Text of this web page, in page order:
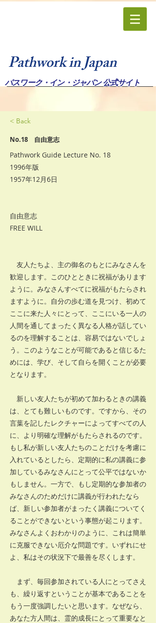
Pathwork in Japan
パスワーク・イン・ジャパン 公式サイト
< Back
No.18 自由意志
Pathwork Guide Lecture No. 18
1996年版
1957年12月6日
自由意志
FREE WILL
友人たちよ、主の御名のもとにみなさんを
歓迎します。このひとときに祝福があります
ように。みなさんすべてに祝福がもたらされ
ますように。自分の歩む道を見つけ、初めて
ここに来た人々にとって、ここにいる一人の
人間を通してまったく異なる人格が話してい
るのを理解することは、容易ではないでしょ
う。このようなことが可能であると信じるた
めには、学び、そして自らを開くことが必要
となります。
新しい友人たちが初めて加わるときの講義
は、とても難しいものです。ですから、その
言葉を記したレクチャーによってすべての人
に、より明確な理解がもたらされるのです。
もし私が新しい友人たちのことだけを考慮に
入れているとしたら、定期的に私の講義に参
加しているみなさんにとって公平ではないか
もしません。一方で、もし定期的な参加者の
みなさんのためだけに講義が行われたなら
ば、新しい参加者がまったく講義についてく
ることができないという事態が起こります。
みなさんよくおわかりのように、これは簡単
に克服できない厄介な問題です。いずれにせ
よ、私はその状況下で最善を尽くします。
まず、毎回参加されている人にとってさえ
も、繰り返すということが基本であることを
もう一度強調したいと思います。なぜなら、
あなた方人間は、霊的成長にとって重要なと